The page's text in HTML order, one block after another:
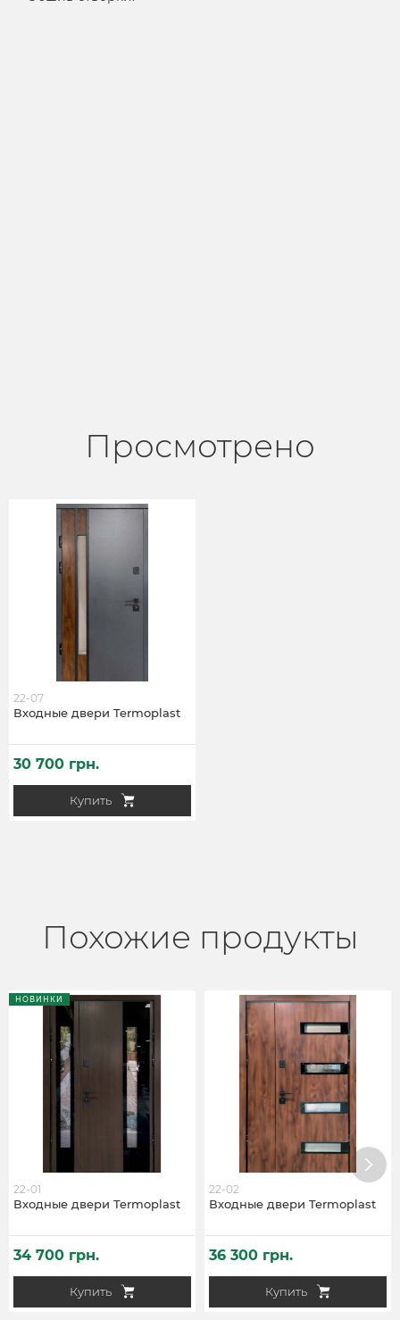
Просмотрено
Входные двери Termoplast
22-07
Купить
30 700 грн.
Похожие продукты
НОВИНКИ
Входные двери Termoplast
22-01
Купить
34 700 грн.
Входные двери Termoplast
22-02
Купить
36 300 грн.